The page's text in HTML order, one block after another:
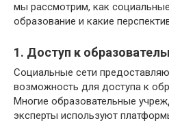
мы рассмотрим, как
образование и какие
1. Доступ к
Социальные сети
возможность для доступа к
Многие образовательные
эксперты используют